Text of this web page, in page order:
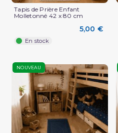
Tapis de Prière Enfant
Molletonné 42 x 80 cm
5,00 €
En stock
NOUVEAU